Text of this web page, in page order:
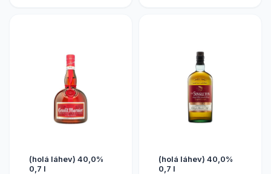
(holá láhev) 40,0%
0,7 l
(holá láhev) 40,0%
0,7 l